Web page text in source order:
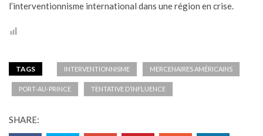
l’interventionnisme international dans une région en crise.
TAGS INTERVENTIONNISME MERCENAIRES AMÉRICAINS
PORT-AU-PRINCE TENTATIVE D’INFLUENCE
SHARE: